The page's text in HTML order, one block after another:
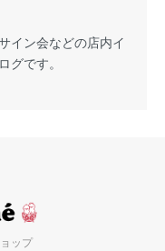
イン会などの店内イ
グです。
ップ